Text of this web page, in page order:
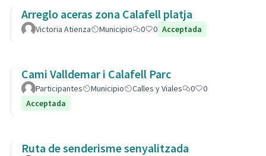
Arreglo aceras zona Calafell platja
Victoria Atienza Municipio 0 0 Acceptada
Cami Valldemar i Calafell Parc
Participantes Municipio Calles y Viales 0
0
Acceptada
Ruta de senderisme senyalitzada